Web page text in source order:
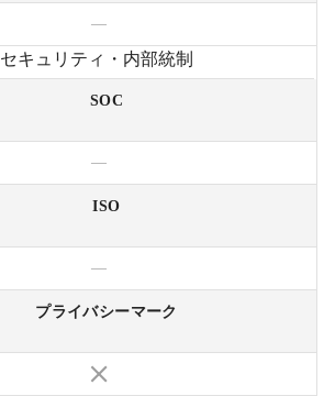
—
セキュリティ・内部統制
SOC
—
ISO
—
プライバシーマーク